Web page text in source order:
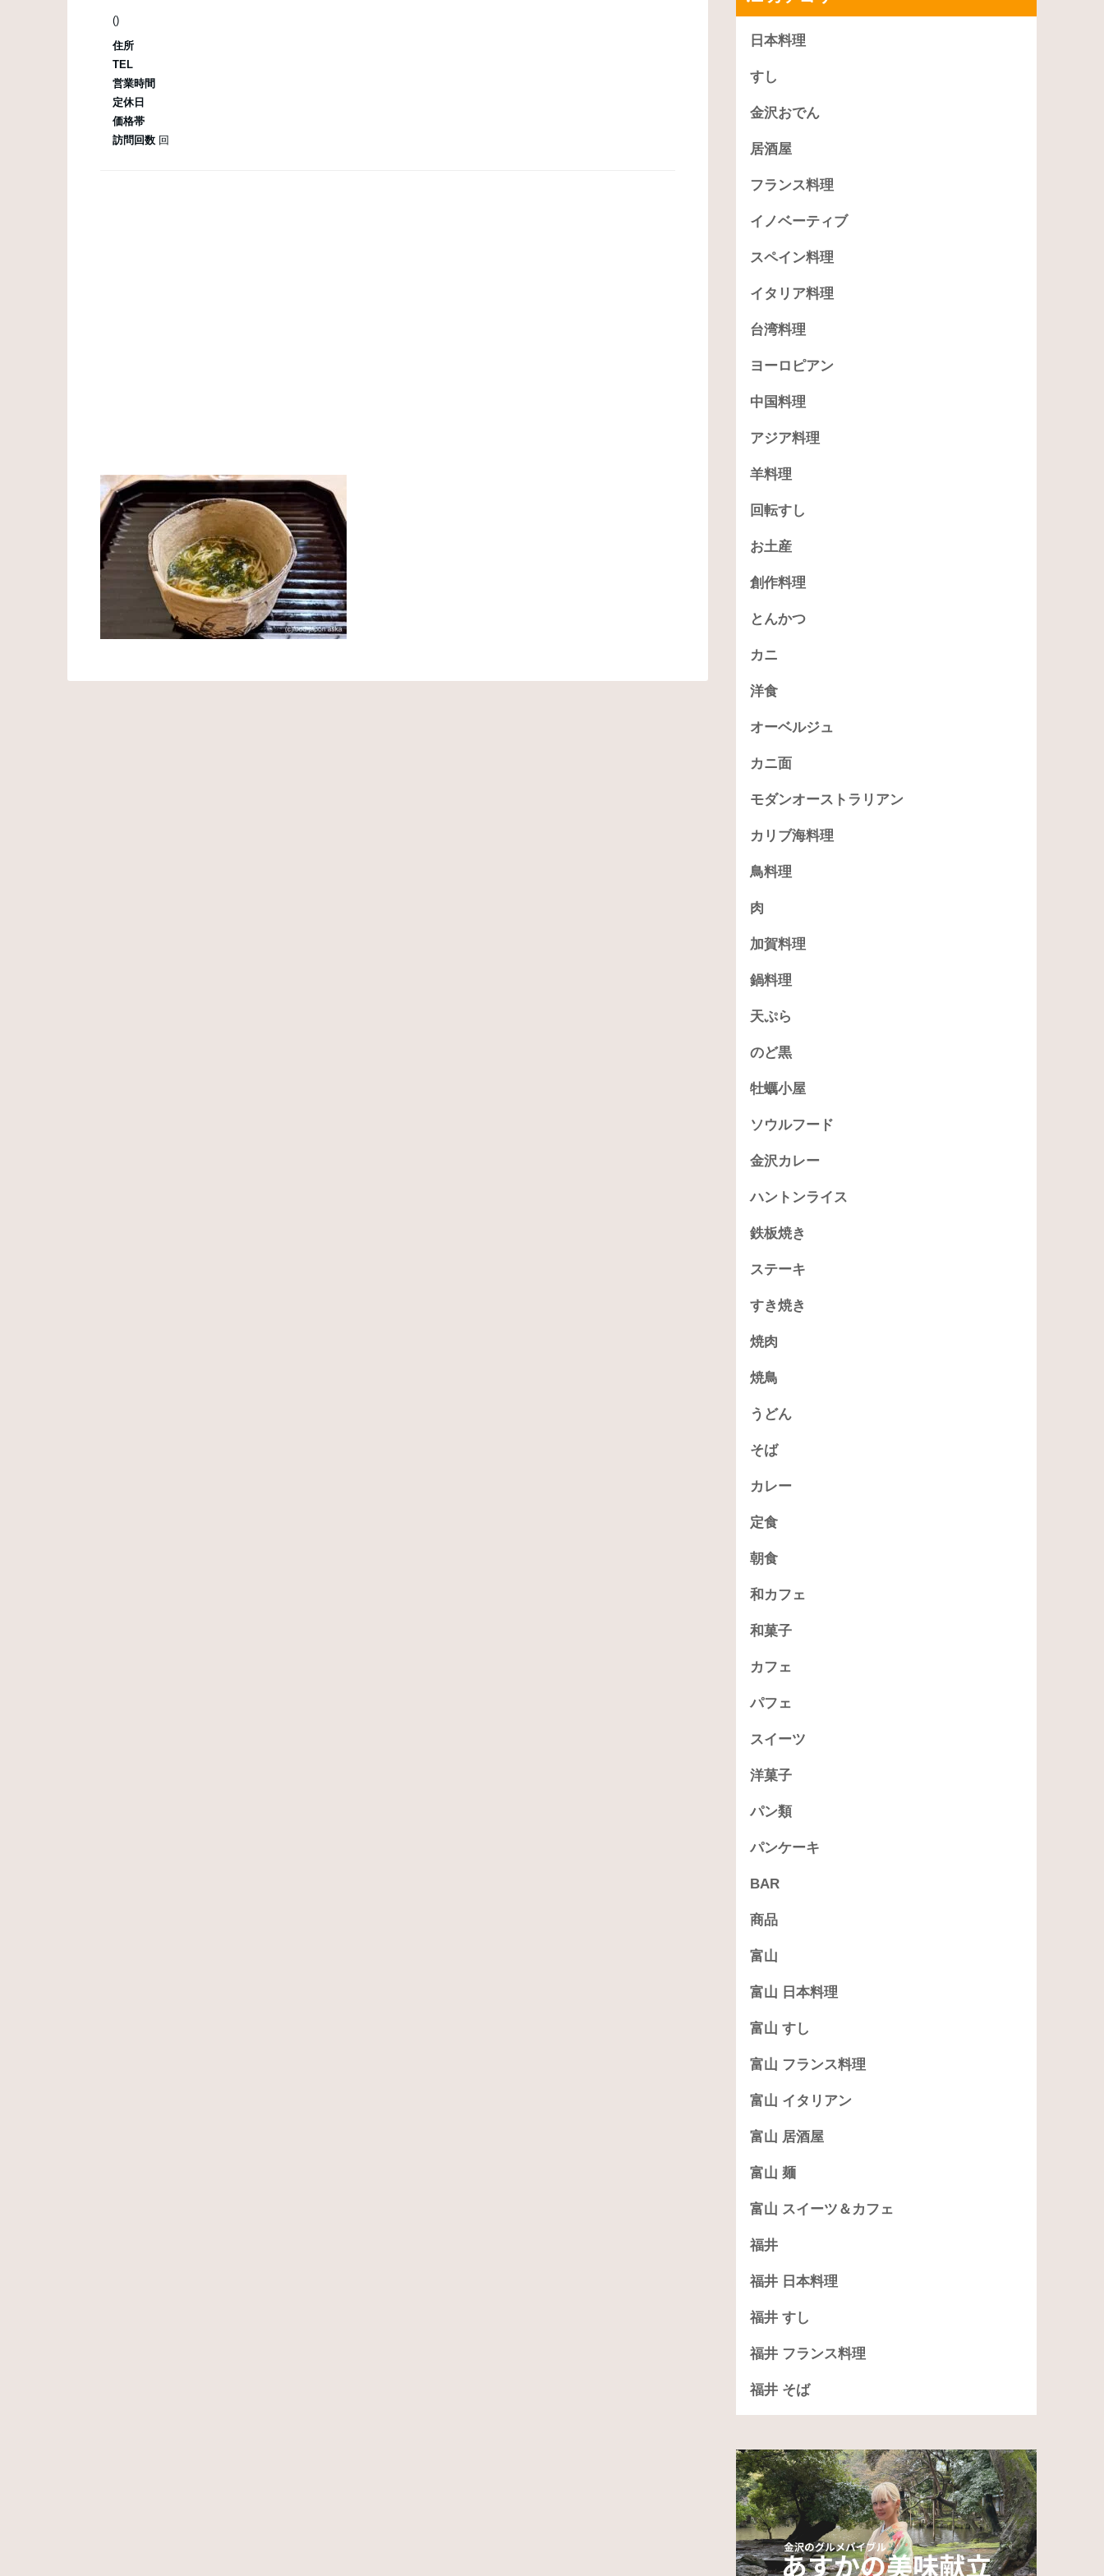
()
住所
TEL
営業時間
定休日
価格帯
訪問回数 回
日本料理
すし
金沢おでん
居酒屋
フランス料理
イノベーティブ
スペイン料理
イタリア料理
台湾料理
ヨーロピアン
中国料理
アジア料理
羊料理
回転すし
お土産
創作料理
とんかつ
カニ
洋食
オーベルジュ
カニ面
モダンオーストラリアン
カリブ海料理
鳥料理
肉
加賀料理
鍋料理
天ぷら
のど黒
牡蠣小屋
ソウルフード
金沢カレー
ハントンライス
鉄板焼き
ステーキ
すき焼き
焼肉
焼鳥
うどん
そば
カレー
定食
朝食
和カフェ
和菓子
カフェ
パフェ
スイーツ
洋菓子
パン類
パンケーキ
BAR
商品
富山
富山 日本料理
富山 すし
富山 フランス料理
富山 イタリアン
富山 居酒屋
富山 麺
富山 スイーツ＆カフェ
福井
福井 日本料理
福井 すし
福井 フランス料理
福井 そば